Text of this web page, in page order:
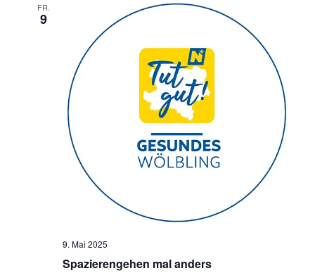
FR.
9
Spazierengehen mal anders
9. Mai 2025